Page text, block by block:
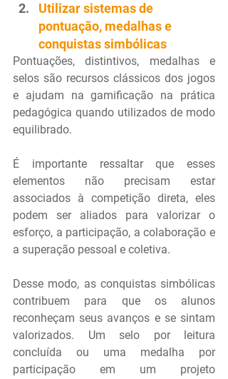
Utilizar sistemas de
pontuação, medalhas e
conquistas simbólicas
Pontuações, distintivos, medalhas e
selos são recursos clássicos dos jogos
e ajudam na gamificação na prática
pedagógica quando utilizados de modo
equilibrado.
É importante ressaltar que esses
elementos não precisam estar
associados à competição direta, eles
podem ser aliados para valorizar o
esforço, a participação, a colaboração e
a superação pessoal e coletiva.
Desse modo, as conquistas simbólicas
contribuem para que os alunos
reconheçam seus avanços e se sintam
valorizados. Um selo por leitura
concluída ou uma medalha por
participação em um projeto